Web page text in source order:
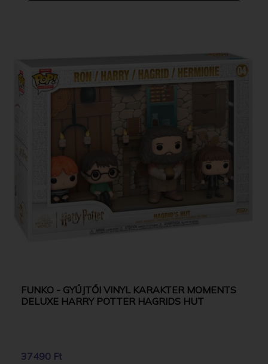
FUNKO - GYŰJTŐI VINYL KARAKTER MOMENTS
DELUXE HARRY POTTER HAGRIDS HUT
37490 Ft